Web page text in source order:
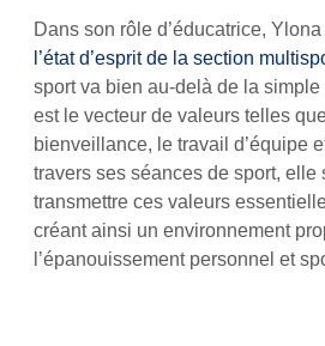
Dans son rôle d’éducatrice,
l’état d’esprit de la section
sport va bien au-delà de la simple
est le vecteur de valeurs telles
bienveillance, le travail d’équipe
travers ses séances de sport, elle
transmettre ces valeurs
créant ainsi un environnement
l’épanouissement personnel et